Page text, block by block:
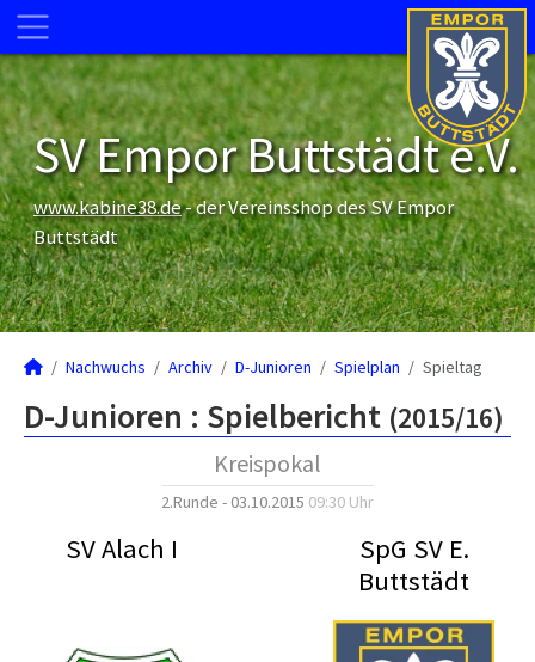
SV Empor Buttstädt e.V.
www.kabine38.de- der Vereinsshop des SV Empor
Buttstädt
Nachwuchs Archiv D-Junioren Spielplan Spieltag
D-Junioren : Spielbericht (2015/16)
Kreispokal
2.Runde - 03.10.2015 09:30 Uhr
SV Alach I
SpG SV E.
Buttstädt